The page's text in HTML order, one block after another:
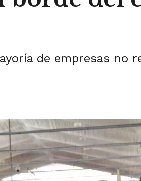
de empresas no